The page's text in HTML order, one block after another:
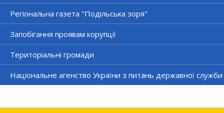
Регіональна газета "Подільська зоря"
Запобігання проявам корупції
Територіальні громади
Національне агенство України з питань державної служби